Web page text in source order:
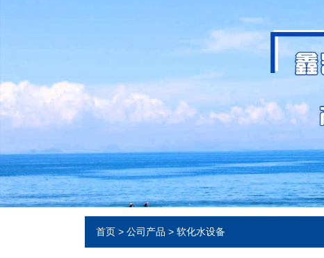
首页 > 公司产品 > 软化水设备